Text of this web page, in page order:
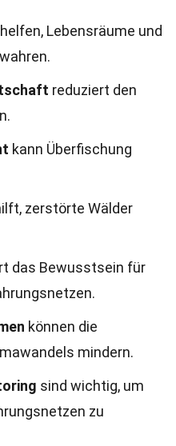
helfen, Lebensräume und
reduziert den
kann Überfischung
zerstörte Wälder
das Bewusstsein für
können die
mindern.
sind wichtig, um
zu